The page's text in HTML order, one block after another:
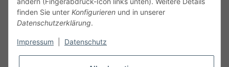
Email:sales@tow-automotive.de
finden Sie unter Konfigurieren und in unserer
Datenschutzerklärung.
Impressum Datenschutz